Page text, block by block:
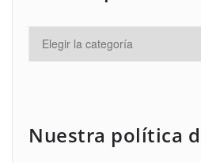
Nuestra política